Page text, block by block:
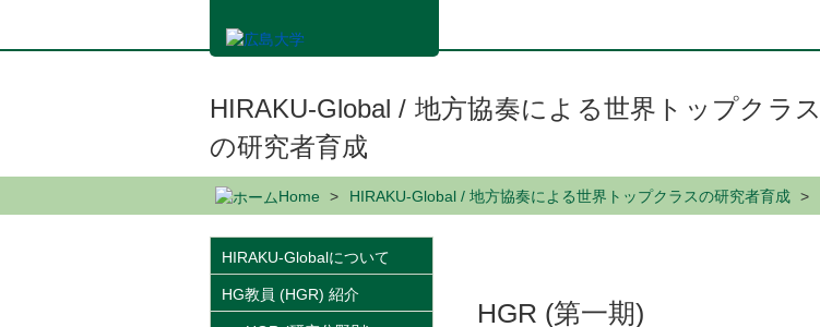
ン
移
HIRAKU-Global / 地方協奏による世界トップクラス
の研究者育成
Home HIRAKU-Global / 地方協奏による世界トップクラスの研究者育成
HGR (第一期)
HIRAKU-Globalについて
HG教員 (HGR) 紹介